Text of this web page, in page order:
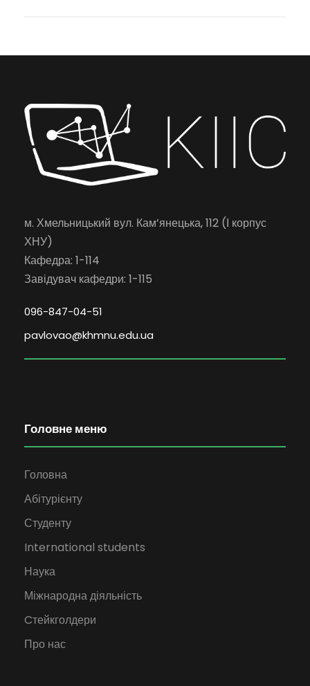
м. Хмельницький вул. Кам’янецька, 112 (І корпус
ХНУ)
Кафедра: 1-114
Завідувач кафедри: 1-115
096-847-04-51
pavlovao@khmnu.edu.ua
Головне меню
Головна
Абітурієнту
Студенту
International students
Наука
Міжнародна діяльність
Cтейкголдери
Про нас